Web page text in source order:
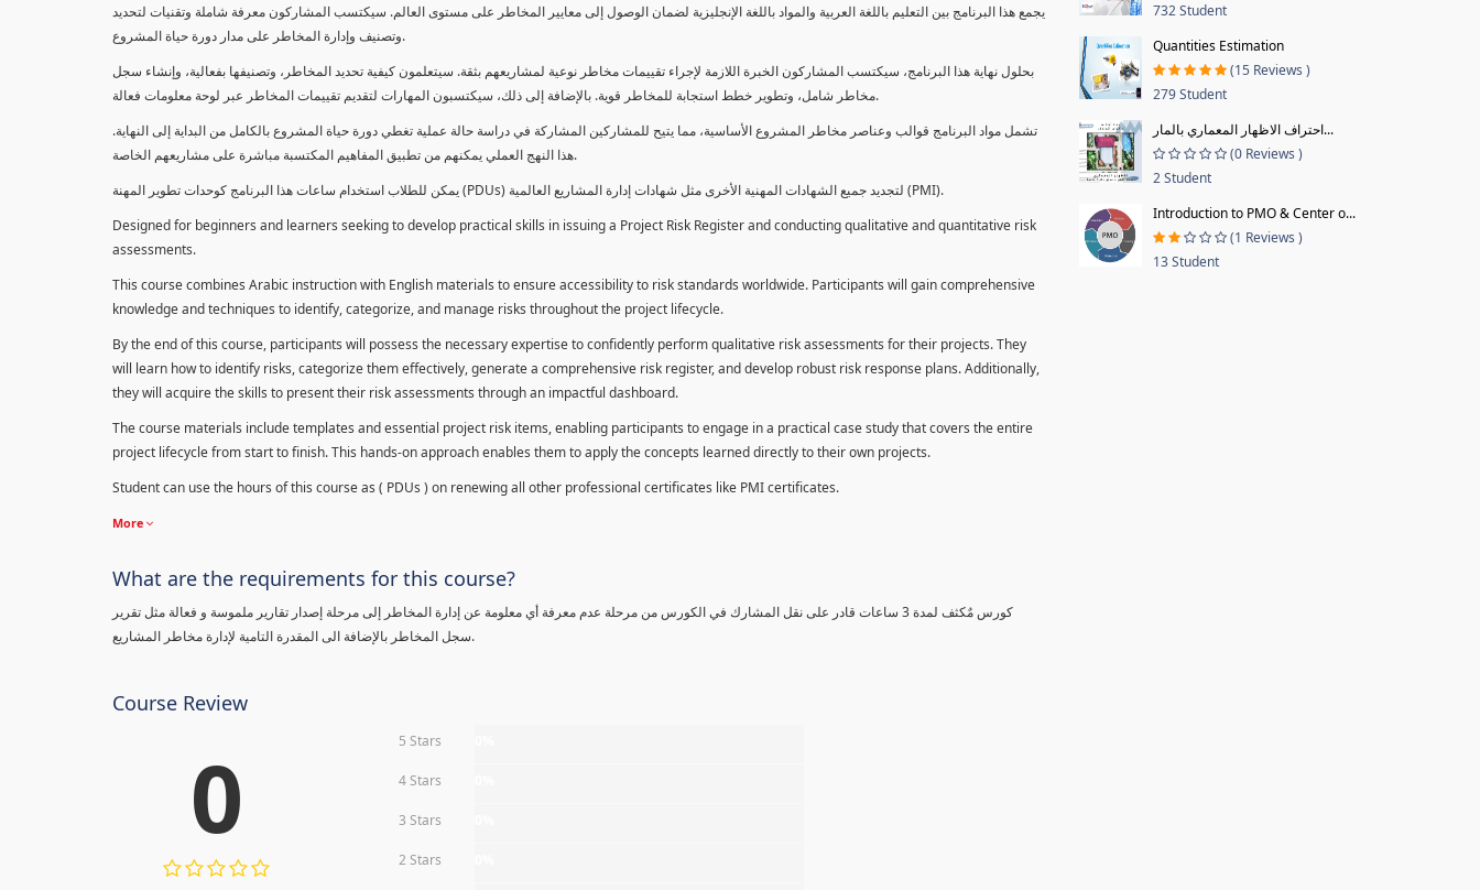
يجمع هذا البرنامج بين التعليم باللغة العربية والمواد باللغة الإنجليزية لضمان الوصول إلى معايير المخاطر على مستوى العالم. سيكتسب المشاركون معرفة شاملة وتقنيات لتحديد
وتصنيف وإدارة المخاطر على مدار دورة حياة المشروع.
بحلول نهاية هذا البرنامج، سيكتسب المشاركون الخبرة اللازمة لإجراء تقييمات مخاطر نوعية لمشاريعهم بثقة. سيتعلمون كيفية تحديد المخاطر، وتصنيفها بفعالية، وإنشاء سجل
مخاطر شامل، وتطوير خطط استجابة للمخاطر قوية. بالإضافة إلى ذلك، سيكتسبون المهارات لتقديم تقييمات المخاطر عبر لوحة معلومات فعالة.
تشمل مواد البرنامج قوالب وعناصر مخاطر المشروع الأساسية، مما يتيح للمشاركين المشاركة في دراسة حالة عملية تغطي دورة حياة المشروع بالكامل من البداية إلى النهاية.
هذا النهج العملي يمكنهم من تطبيق المفاهيم المكتسبة مباشرة على مشاريعهم الخاصة.
يمكن للطلاب استخدام ساعات هذا البرنامج كوحدات تطوير المهنة (PDUs) لتجديد جميع الشهادات المهنية الأخرى مثل شهادات إدارة المشاريع العالمية (PMI).
Designed for beginners and learners seeking to develop practical skills in issuing a Project Risk Register and conducting qualitative and quantitative risk
assessments.
This course combines Arabic instruction with English materials to ensure accessibility to risk standards worldwide. Participants will gain comprehensive
knowledge and techniques to identify, categorize, and manage risks throughout the project lifecycle.
By the end of this course, participants will possess the necessary expertise to confidently perform qualitative risk assessments for their projects. They
will learn how to identify risks, categorize them effectively, generate a comprehensive risk register, and develop robust risk response plans. Additionally,
they will acquire the skills to present their risk assessments through an impactful dashboard.
The course materials include templates and essential project risk items, enabling participants to engage in a practical case study that covers the entire
project lifecycle from start to finish. This hands-on approach enables them to apply the concepts learned directly to their own projects.
Student can use the hours of this course as ( PDUs ) on renewing all other professional certificates like PMI certificates.
More
What are the requirements for this course?
كورس مٌكثف لمدة 3 ساعات قادر على نقل المشارك في الكورس من مرحلة عدم معرفة أي معلومة عن إدارة المخاطر إلى مرحلة إصدار تقارير ملموسة و فعالة مثل تقرير
سجل المخاطر بالإضافة الى المقدرة التامية لإدارة مخاطر المشاريع.
Course Review
0 5 Stars
4 Stars
3 Stars
2 Stars
732 Student
Quantities Estimation
(15 Reviews )
279 Student
احتراف الاظهار المعماري بالمار...
(0 Reviews )
2 Student
Introduction to PMO & Center o...
(1 Reviews )
13 Student